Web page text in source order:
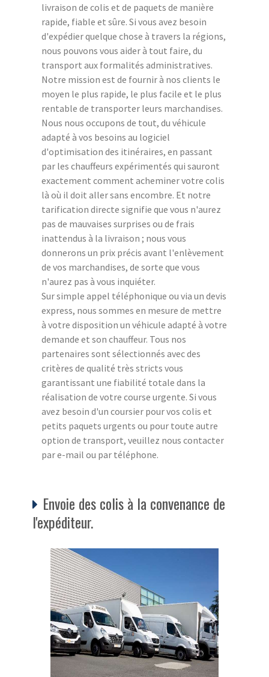
livraison de colis et de paquets de manière
rapide, fiable et sûre. Si vous avez besoin
d'expédier quelque chose à travers la régions,
nous pouvons vous aider à tout faire, du
transport aux formalités administratives.
Notre mission est de fournir à nos clients le
moyen le plus rapide, le plus facile et le plus
rentable de transporter leurs marchandises.
Nous nous occupons de tout, du véhicule
adapté à vos besoins au logiciel
d'optimisation des itinéraires, en passant
par les chauffeurs expérimentés qui sauront
exactement comment acheminer votre colis
là où il doit aller sans encombre. Et notre
tarification directe signifie que vous n'aurez
pas de mauvaises surprises ou de frais
inattendus à la livraison ; nous vous
donnerons un prix précis avant l'enlèvement
de vos marchandises, de sorte que vous
n'aurez pas à vous inquiéter.
Sur simple appel téléphonique ou via un devis
express, nous sommes en mesure de mettre
à votre disposition un véhicule adapté à votre
demande et son chauffeur. Tous nos
partenaires sont sélectionnés avec des
critères de qualité très stricts vous
garantissant une fiabilité totale dans la
réalisation de votre course urgente. Si vous
avez besoin d'un coursier pour vos colis et
petits paquets urgents ou pour toute autre
option de transport, veuillez nous contacter
par e-mail ou par téléphone.
Envoie des colis à la convenance de
l'expéditeur.